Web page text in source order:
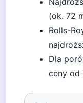
(ok. 72
Rolls-
Dla
ceny od